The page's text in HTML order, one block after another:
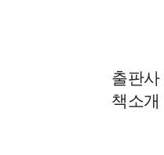
출판사
책소개